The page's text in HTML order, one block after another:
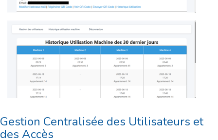
Gestion Centralisée des Utilisateurs et
des Accès